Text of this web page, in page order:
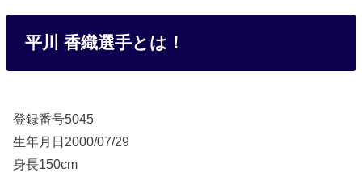
平川 香織選手とは！
登録番号5045
生年月日2000/07/29
身長150cm